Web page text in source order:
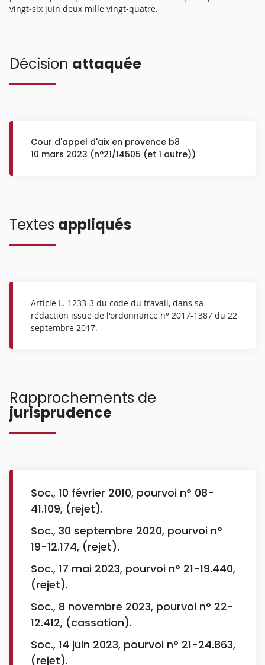
vingt-six juin deux mille vingt-quatre.
Décision attaquée
Cour d'appel d'aix en provence b8
10 mars 2023 (n°21/14505 (et 1 autre))
Textes appliqués
Article L. 1233-3 du code du travail, dans sa
rédaction issue de l'ordonnance n° 2017-1387 du 22
septembre 2017.
Rapprochements de
jurisprudence
Soc., 10 février 2010, pourvoi n° 08-
41.109, (rejet).
Soc., 30 septembre 2020, pourvoi n°
19-12.174, (rejet).
Soc., 17 mai 2023, pourvoi n° 21-19.440,
(rejet).
Soc., 8 novembre 2023, pourvoi n° 22-
12.412, (cassation).
Soc., 14 juin 2023, pourvoi n° 21-24.863,
(rejet).